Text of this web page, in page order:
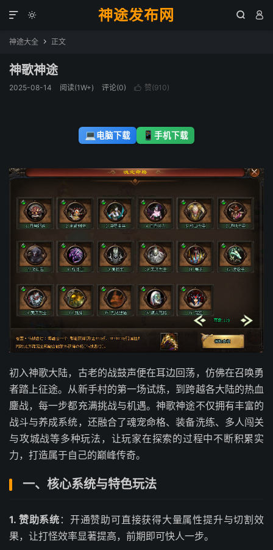
神途发布网
  

神途大全  正文
神歌神途
2025-08-14 阅读(1W+) 评论(0)  赞(910)
💻电脑下载 📱 手机下载
初入神歌大陆，古老的战鼓声便在耳边回荡，仿佛在召唤勇
者踏上征途。从新手村的第一场试炼，到跨越各大陆的热血
鏖战，每一步都充满挑战与机遇。神歌神途不仅拥有丰富的
战斗与养成系统，还融合了魂宠命格、装备洗练、多人闯关
与攻城战等多种玩法，让玩家在探索的过程中不断积累实
力，打造属于自己的巅峰传奇。
一、核心系统与特色玩法
1. 赞助系统 ：开通赞助可直接获得大量属性提升与切割效
果，让打怪效率显著提高，前期即可快人一步。